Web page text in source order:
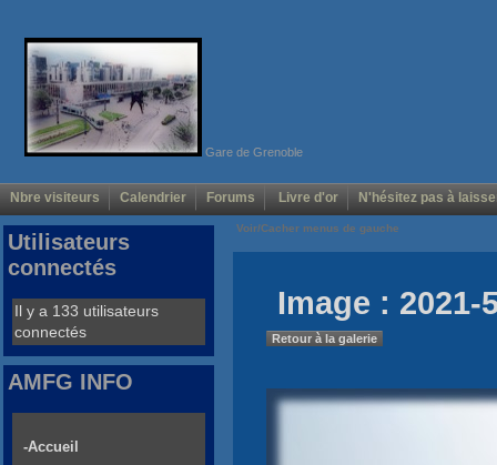
Gare de Grenoble
Nbre visiteurs Calendrier Forums Livre d'or N'hésitez pas à
Voir/Cacher menus de gauche
Image : 2021-
Retour à la galerie
Utilisateurs
connectés
Il y a 133 utilisateurs
connectés
AMFG INFO
-Accueil